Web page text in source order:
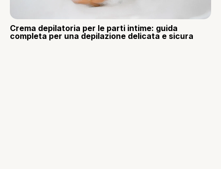
Crema depilatoria per le parti intime: guida
completa per una depilazione delicata e sicura